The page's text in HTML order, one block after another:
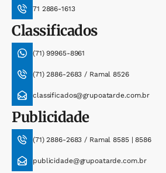
71 2886-1613
Classificados
(71) 99965-8961
(71) 2886-2683 / Ramal 8526
classificados@grupoatarde.com.br
Publicidade
(71) 2886-2683 / Ramal 8585 | 8586
publicidade@grupoatarde.com.br